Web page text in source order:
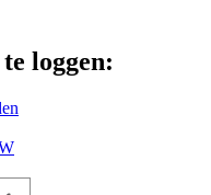
loggen: